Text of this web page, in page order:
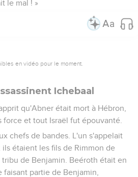
le mal ! »
en vidéo pour le moment.
Ichebaal
qu'Abner était mort à Hébron,
force et tout Israël fut épouvanté.
chefs de bandes. L'un s'appelait
ils étaient les fils de Rimmon de
de Benjamin. Beéroth était en
partie de Benjamin,